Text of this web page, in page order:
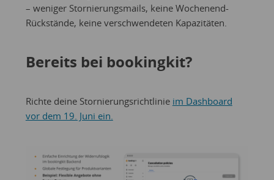
– weniger Stornierungsmails, keine Wochenend-
Rückstände, keine verschwendeten Kapazitäten.
Bereits bei bookingkit?
Richte deine Stornierungsrichtlinie im Dashboard
vor dem 19. Juni ein.